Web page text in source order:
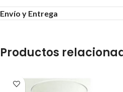
Envío y Entrega
Productos